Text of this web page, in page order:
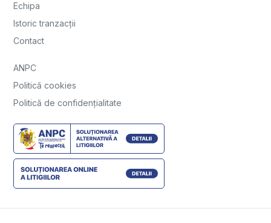
Echipa
Istoric tranzacții
Contact
ANPC
Politică cookies
Politică de confidențialitate